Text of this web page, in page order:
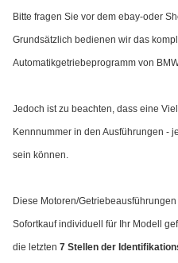
Bitte fragen Sie vor dem ebay-oder
Grundsätzlich bedienen wir das
Automatikgetriebeprogramm von
Jedoch ist zu beachten, dass eine
Kennnummer in den Ausführungen -
sein können.
Diese Motoren/
Sofortkauf individuell für Ihr Modell
die letzten 7 Stellen der